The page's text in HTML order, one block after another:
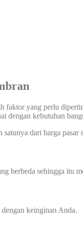
faktor yang perlu
dengan kebutuhan
dari harga
berbeda sehingga itu
keinginan Anda.